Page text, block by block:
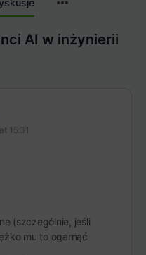
AI w inżynierii
15:31
(szczególnie, jeśli
mu to ogarnąć